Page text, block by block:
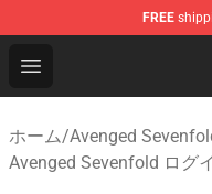
FREE
Open menu
Avenged
ホーム/Avenged
Avenged Sevenfold ログ